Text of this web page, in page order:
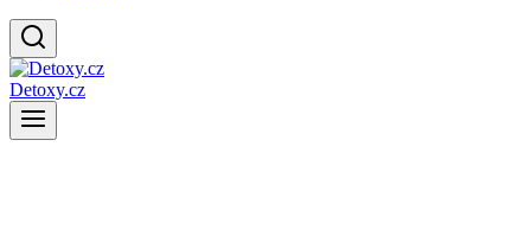
Detoxy.cz